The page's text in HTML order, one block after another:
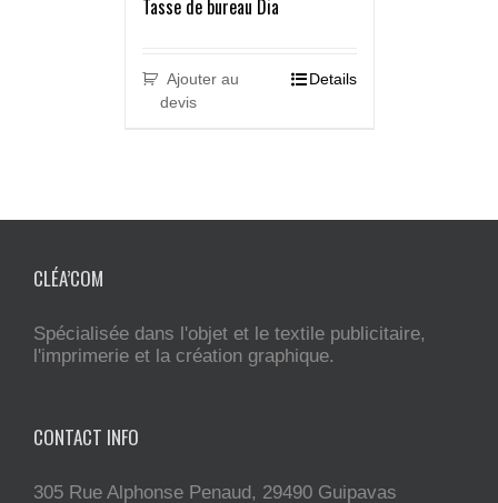
Tasse de bureau Dia
Ajouter au
devis
Details
CLÉA’COM
Spécialisée dans l'objet et le textile publicitaire,
l'imprimerie et la création graphique.
CONTACT INFO
305 Rue Alphonse Penaud, 29490 Guipavas